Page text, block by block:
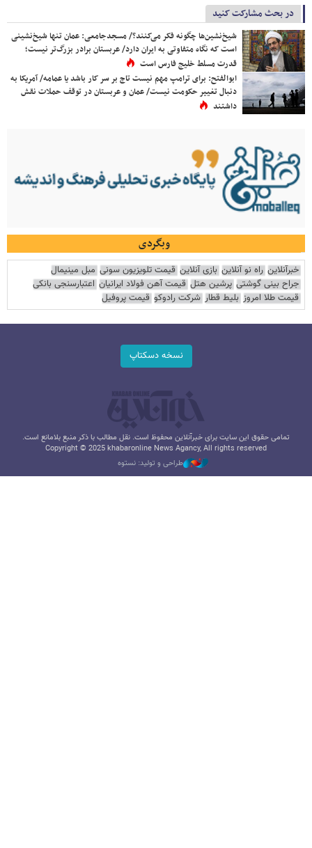
در بحث مشارکت کنید
شیخ‌نشین‌ها چگونه فکر می‌کنند؟/ مسجدجامعی: عمان تنها شیخ‌نشینی
است که نگاه متفاوتی به ایران دارد/ عربستان برادر بزرگ‌تر نیست؛
قدرت مسلط خلیج فارس است
ابوالفتح: برای ترامپ مهم نیست تاج بر سر کار باشد یا عمامه/ آمریکا به
دنبال تغییر حکومت نیست/ عمان و عربستان در توقف حملات نقش
داشتند
وبگردی
خبرآنلاین راه نو آنلاین بازی آنلاین قیمت تلویزیون سونی مبل مینیمال
جراح بینی گوشتی پرشین هتل قیمت آهن فولاد ایرانیان اعتبارسنجی بانکی
قیمت طلا امروز بلیط قطار شرکت رادوکو قیمت پروفیل
نسخه دسکتاپ
تمامی حقوق این سایت برای خبرآنلاین محفوظ است. نقل مطالب با ذکر منبع بلامانع است.
Copyright © 2025 khabaronline News Agancy, All rights reserved
طراحی و تولید: نستوه